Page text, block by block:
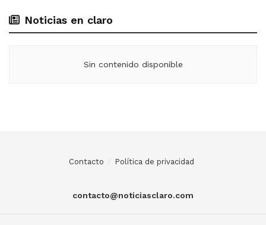
Noticias en claro
Sin contenido disponible
Contacto Política de privacidad
contacto@noticiasclaro.com